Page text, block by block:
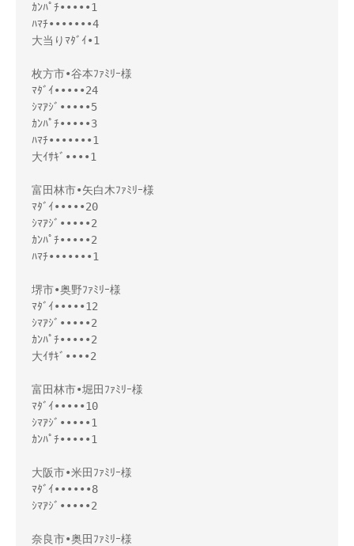
ｶﾝﾊﾟﾁ•••••1
ﾊﾏﾁ•••••••4
大当りﾏﾀﾞｲ•1
枚方市•谷本ﾌｧﾐﾘｰ様
ﾏﾀﾞｲ•••••24
ｼﾏｱｼﾞ•••••5
ｶﾝﾊﾟﾁ•••••3
ﾊﾏﾁ•••••••1
大ｲｻｷﾞ••••1
富田林市•矢白木ﾌｧﾐﾘｰ様
ﾏﾀﾞｲ•••••20
ｼﾏｱｼﾞ•••••2
ｶﾝﾊﾟﾁ•••••2
ﾊﾏﾁ•••••••1
堺市•奥野ﾌｧﾐﾘｰ様
ﾏﾀﾞｲ•••••12
ｼﾏｱｼﾞ•••••2
ｶﾝﾊﾟﾁ•••••2
大ｲｻｷﾞ••••2
富田林市•堀田ﾌｧﾐﾘｰ様
ﾏﾀﾞｲ•••••10
ｼﾏｱｼﾞ•••••1
ｶﾝﾊﾟﾁ•••••1
大阪市•米田ﾌｧﾐﾘｰ様
ﾏﾀﾞｲ••••••8
ｼﾏｱｼﾞ•••••2
奈良市•奥田ﾌｧﾐﾘｰ様